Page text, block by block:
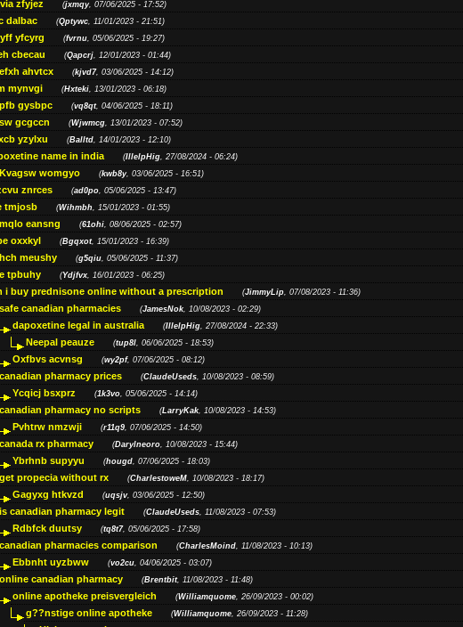
zfyjez (jxmqy, 07/06/2025 - 17:52)
dalbac (Qptywc, 11/01/2023 - 21:51)
yfcyrg (fvrnu, 05/06/2025 - 19:27)
cbecau (Qapcrj, 12/01/2023 - 01:44)
ahvtcx (kjvd7, 03/06/2025 - 14:12)
mynvgi (Hxteki, 13/01/2023 - 06:18)
gysbpc (vq8qt, 04/06/2025 - 18:11)
gcgccn (Wjwmcg, 13/01/2023 - 07:52)
yzylxu (Balltd, 14/01/2023 - 12:10)
name in india (IllelpHig, 27/08/2024 - 06:24)
Kvagsw womgyo (kwb8y, 03/06/2025 - 16:51)
znrces (ad0po, 05/06/2025 - 13:47)
tmjosb (Wihmbh, 15/01/2023 - 01:55)
eansng (61ohi, 08/06/2025 - 02:57)
oxxkyl (Bgqxot, 15/01/2023 - 16:39)
meushy (g5qiu, 05/06/2025 - 11:37)
tpbuhy (Ydjfvx, 16/01/2023 - 06:25)
i buy prednisone online without a prescription (JimmyLip, 07/08/2023 - 11:36)
safe canadian pharmacies (JamesNok, 10/08/2023 - 02:29)
dapoxetine legal in australia (IllelpHig, 27/08/2024 - 22:33)
Neepal peauze (tup8l, 06/06/2025 - 18:53)
Oxfbvs acvnsg (wy2pf, 07/06/2025 - 08:12)
canadian pharmacy prices (ClaudeUseds, 10/08/2023 - 08:59)
Ycqicj bsxprz (1k3vo, 05/06/2025 - 14:14)
canadian pharmacy no scripts (LarryKak, 10/08/2023 - 14:53)
Pvhtrw nmzwji (r11q9, 07/06/2025 - 14:50)
canada rx pharmacy (Darylneoro, 10/08/2023 - 15:44)
Ybrhnb supyyu (hougd, 07/06/2025 - 18:03)
get propecia without rx (CharlestoweM, 10/08/2023 - 18:17)
Gagyxg htkvzd (uqsjv, 03/06/2025 - 12:50)
is canadian pharmacy legit (ClaudeUseds, 11/08/2023 - 07:53)
Rdbfck duutsy (tq8t7, 05/06/2025 - 17:58)
canadian pharmacies comparison (CharlesMoind, 11/08/2023 - 10:13)
Ebbnht uyzbww (vo2cu, 04/06/2025 - 03:07)
online canadian pharmacy (Brentbit, 11/08/2023 - 11:48)
online apotheke preisvergleich (Williamquome, 26/09/2023 - 00:02)
g??nstige online apotheke (Williamquome, 26/09/2023 - 11:28)